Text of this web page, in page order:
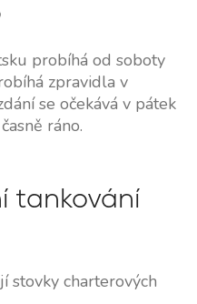
probíhá od soboty
zpravidla v
se očekává v pátek
ráno.
tankování
stovky charterových